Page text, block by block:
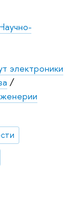
электроники
/